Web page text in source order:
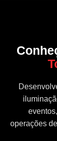
operações